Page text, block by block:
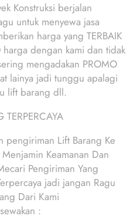
Konstruksi berjalan
untuk menyewa jasa
harga yang TERBAIK
dengan kami dan tidak
mengadakan PROMO
lainya jadi tunggu apalagi
lift barang dll.
pengiriman Lift Barang Ke
Keamanan Dan
Pengiriman Yang
jadi jangan Ragu
Dari Kami
: